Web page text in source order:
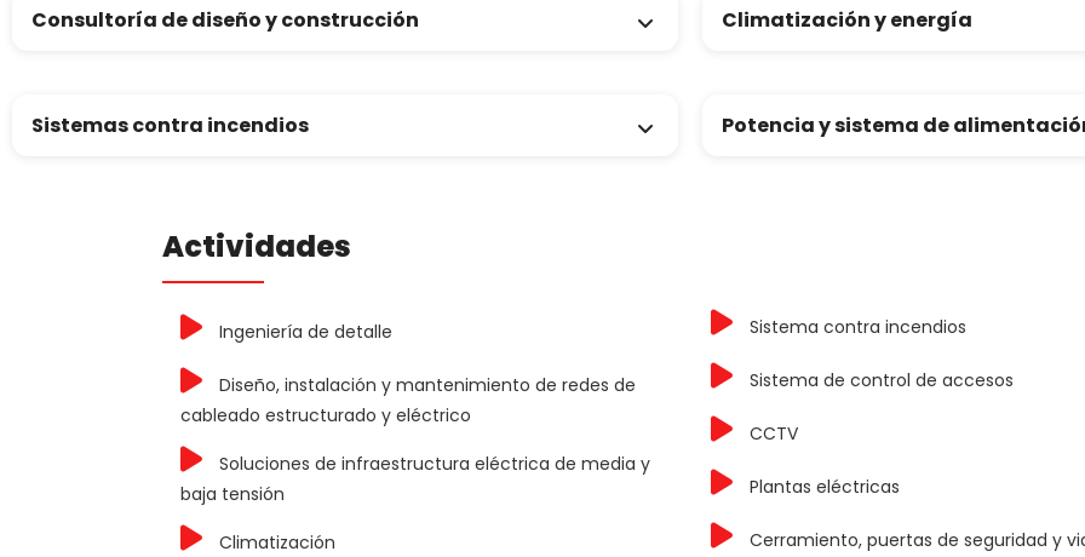
Consultoría de diseño y construcción Climatización y energía
Sistemas contra incendios Potencia y sistema de
Actividades
Ingeniería de detalle
Diseño, instalación y mantenimiento de redes de
cableado estructurado y eléctrico
Soluciones de infraestructura eléctrica de media y
baja tensión
Climatización
Sistema contra incendios
Sistema de control de accesos
CCTV
Plantas eléctricas
Cerramiento, puertas de seguridad y